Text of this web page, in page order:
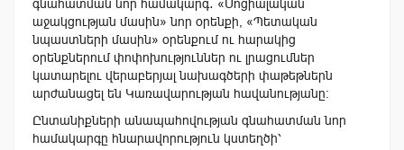
գնահատման նոր համակարգ․ «Սոցիալական
աջակցության մասին» նոր օրենքի, «Պետական
նպաստների մասին» օրենքում ու հարակից
օրենքներում փոփոխություններ ու լրացումներ
կատարելու վերաբերյալ նախագծերի փաթեթներն
արժանացել են Կառավարության հավանությանը։
Ընտանիքների անապահովության գնահատման նոր
համակարգը հնարավորություն կստեղծի՝